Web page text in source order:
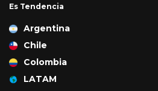
Es Tendencia
Argentina
Chile
Colombia
LATAM